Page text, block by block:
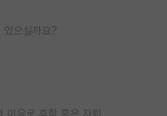
있으실까요?
이유로 휴학 혹은 자퇴